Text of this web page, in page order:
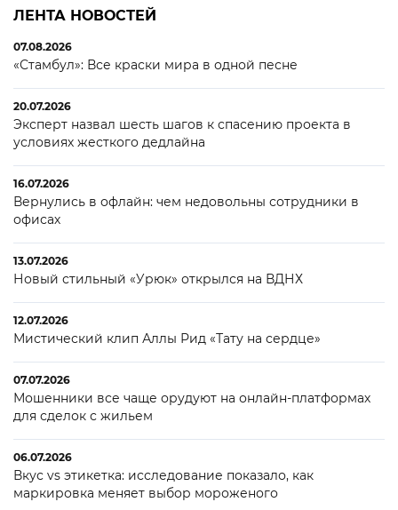
ЛЕНТА НОВОСТЕЙ
07.08.2026
«Стамбул»: Все краски мира в одной песне
20.07.2026
Эксперт назвал шесть шагов к спасению проекта в
условиях жесткого дедлайна
16.07.2026
Вернулись в офлайн: чем недовольны сотрудники в
офисах
13.07.2026
Новый стильный «Урюк» открылся на ВДНХ
12.07.2026
Мистический клип Аллы Рид «Тату на сердце»
07.07.2026
Мошенники все чаще орудуют на онлайн-платформах
для сделок с жильем
06.07.2026
Вкус vs этикетка: исследование показало, как
маркировка меняет выбор мороженого